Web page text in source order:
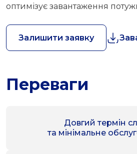
оптимізує завантаження
Залишити заявку
Переваги
Довгий термін
та мінімальне